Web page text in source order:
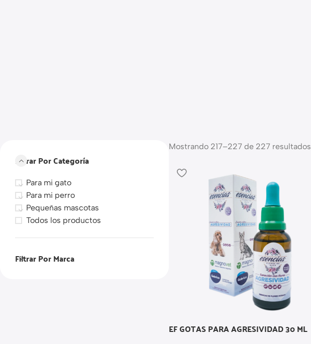
Filtrar Por Categoría
Para mi gato
Para mi perro
Pequeñas mascotas
Todos los productos
Filtrar Por Marca
Mostrando 217–227 de 227 resultados
EF GOTAS PARA AGRESIVIDAD 30 ML